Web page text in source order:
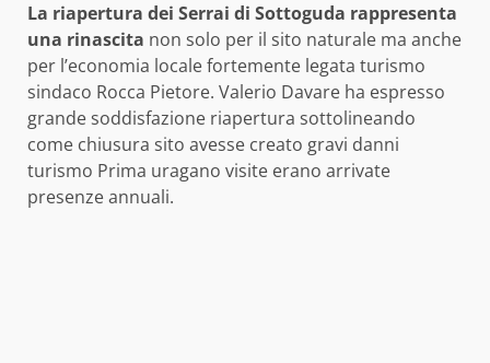
La riapertura dei Serrai di Sottoguda rappresenta
una rinascita non solo per il sito naturale ma anche
per l’economia locale fortemente legata turismo
sindaco Rocca Pietore. Valerio Davare ha espresso
grande soddisfazione riapertura sottolineando
come chiusura sito avesse creato gravi danni
turismo Prima uragano visite erano arrivate
presenze annuali.